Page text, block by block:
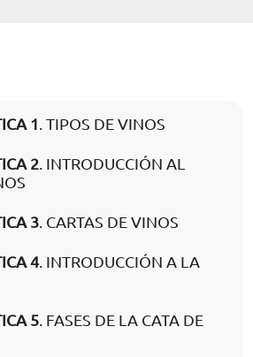
1. TIPOS DE VINOS
2. INTRODUCCIÓN AL
3. CARTAS DE VINOS
4. INTRODUCCIÓN A LA
5. FASES DE LA CATA DE